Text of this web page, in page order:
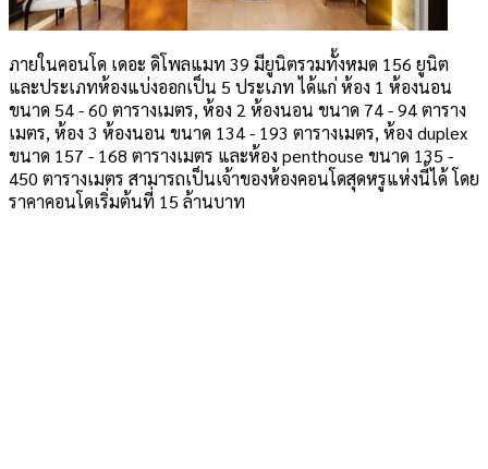
ภายในคอนโด เดอะ ดิโพลแมท 39 มียูนิตรวมทั้งหมด 156 ยูนิต
และประเภทห้องแบ่งออกเป็น 5 ประเภท ได้แก่ ห้อง 1 ห้องนอน
ขนาด 54 - 60 ตารางเมตร, ห้อง 2 ห้องนอน ขนาด 74 - 94 ตาราง
เมตร, ห้อง 3 ห้องนอน ขนาด 134 - 193 ตารางเมตร, ห้อง duplex
ขนาด 157 - 168 ตารางเมตร และห้อง penthouse ขนาด 135 -
450 ตารางเมตร สามารถเป็นเจ้าของห้องคอนโดสุดหรูแห่งนี้ได้ โดย
ราคาคอนโดเริ่มต้นที่ 15 ล้านบาท